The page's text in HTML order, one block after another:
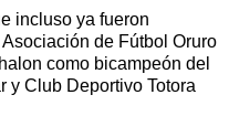
incluso ya fueron
de Fútbol Oruro
como bicampeón del
y Club Deportivo Totora